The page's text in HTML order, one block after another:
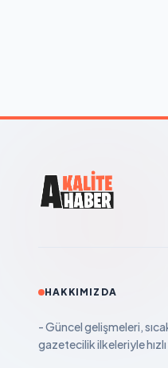
HAKKIMIZDA
- Güncel gelişmeleri,
gazetecilik ilkeleriyle